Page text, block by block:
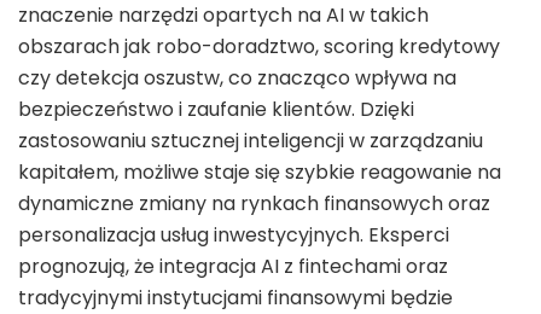
znaczenie narzędzi opartych na AI w takich
obszarach jak robo-doradztwo, scoring kredytowy
czy detekcja oszustw, co znacząco wpływa na
bezpieczeństwo i zaufanie klientów. Dzięki
zastosowaniu sztucznej inteligencji w zarządzaniu
kapitałem, możliwe staje się szybkie reagowanie na
dynamiczne zmiany na rynkach finansowych oraz
personalizacja usług inwestycyjnych. Eksperci
prognozują, że integracja AI z fintechami oraz
tradycyjnymi instytucjami finansowymi będzie